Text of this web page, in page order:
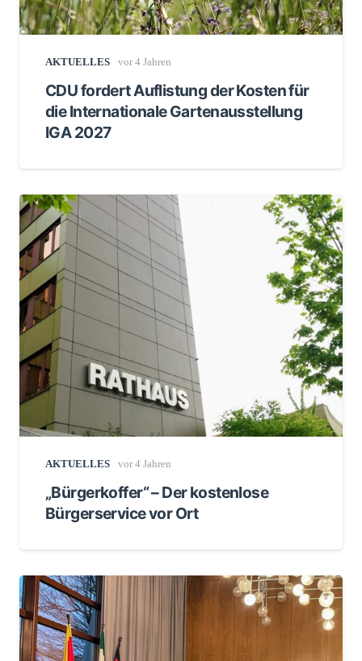
AKTUELLES vor 4 Jahren
CDU fordert Auflistung der Kosten für
die Internationale Gartenausstellung
IGA 2027
AKTUELLES vor 4 Jahren
„Bürgerkoffer“ – Der kostenlose
Bürgerservice vor Ort